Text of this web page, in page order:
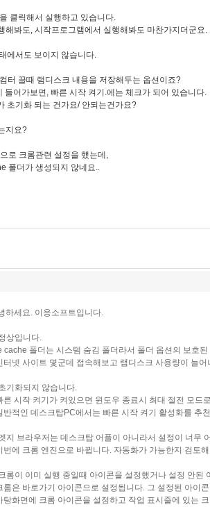
클릭해서 실행하고 있습니다.
해봐도, 시작프로그램에서 실행해봐도 마찬가지더군요.
에서도 보이지 않습니다.
터 끌때 램디스크 내용을 저장해두는 옵션이죠?
어가보면, 빠른 시작 켜기.에는 체크가 되어 있습니다.
초기화 되는 건가요/ 안되는건가요?
지요?
로 크롬관련 설정을 했는데,
폴더가 생성되지 않네요..
하세요. 이응소프트입니다.
상입니다.
cache 폴더는 시스템 숨김 폴더라서 폴더 옵션의 보호
터넷 사이트 몇군데 접속해보고 램디스크 사용량이 늘
기화되지 않습니다.
른 시작 켜기가 켜있으면 윈도우 종료시 최대 절전 모드
반적인 데스크탑PC에서는 빠른 시작 켜기 활성화를 추
지 브라우저는 데스크탑 어플이 아니라서 설정이 너무
번에 크롬 엔진으로 바뀝니다. 자동화가 가능한지 검토
롬이 이미 실행 중일때 아이콘을 설정했거나 설정 안된
롬은 바로가기 아이콘으로 설정됩니다. 그 설정된 아이
탕화면에 크롬 아이콘을 설정하고 작업 표시줄에 있는